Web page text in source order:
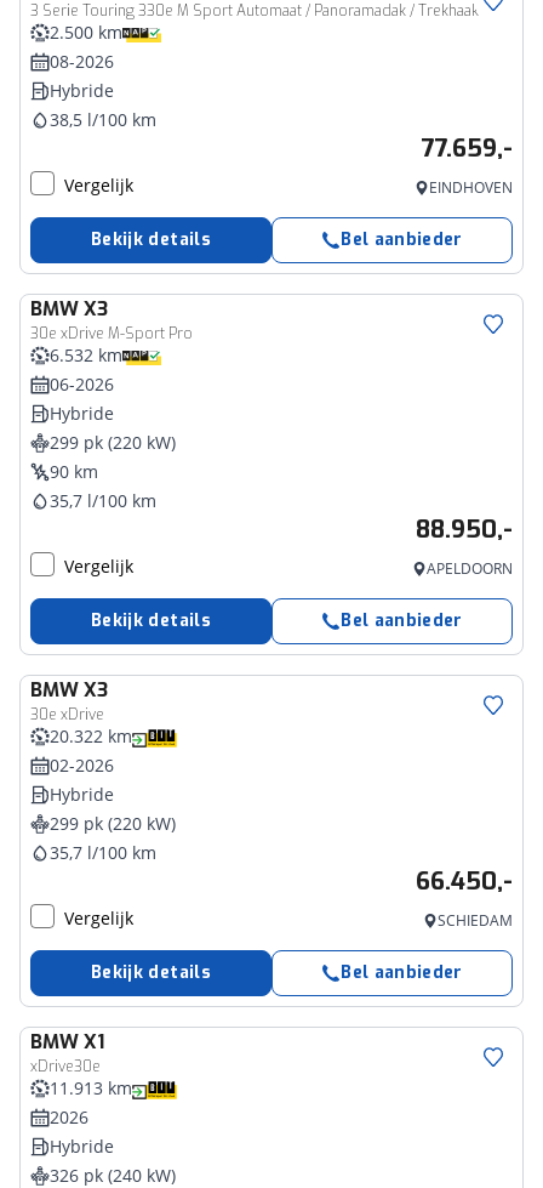
3 Serie Touring 330e M Sport Automaat / Panoramadak / Trekhaak / M Sportstoelen / Adaptieve LED / Parking Assistant Plus / Comfort Access / Stuurverwarming
2.500 km
08-2026
Hybride
38,5 l/100 km
77.659,-
Vergelijk EINDHOVEN
Bekijk details Bel aanbieder
BMWX3
30e xDrive M-Sport Pro
6.532 km
06-2026
Hybride
299 pk (220 kW)
90 km
35,7 l/100 km
88.950,-
Vergelijk APELDOORN
Bekijk details Bel aanbieder
BMWX3
30e xDrive
20.322 km
02-2026
Hybride
299 pk (220 kW)
35,7 l/100 km
66.450,-
Vergelijk SCHIEDAM
Bekijk details Bel aanbieder
BMWX1
xDrive30e
11.913 km
2026
Hybride
326 pk (240 kW)